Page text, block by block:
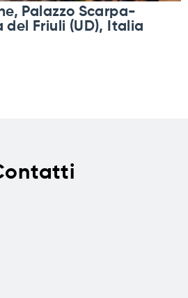
Palazzo Scarpa-
del Friuli (UD), Italia